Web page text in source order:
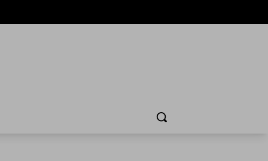
Cerca